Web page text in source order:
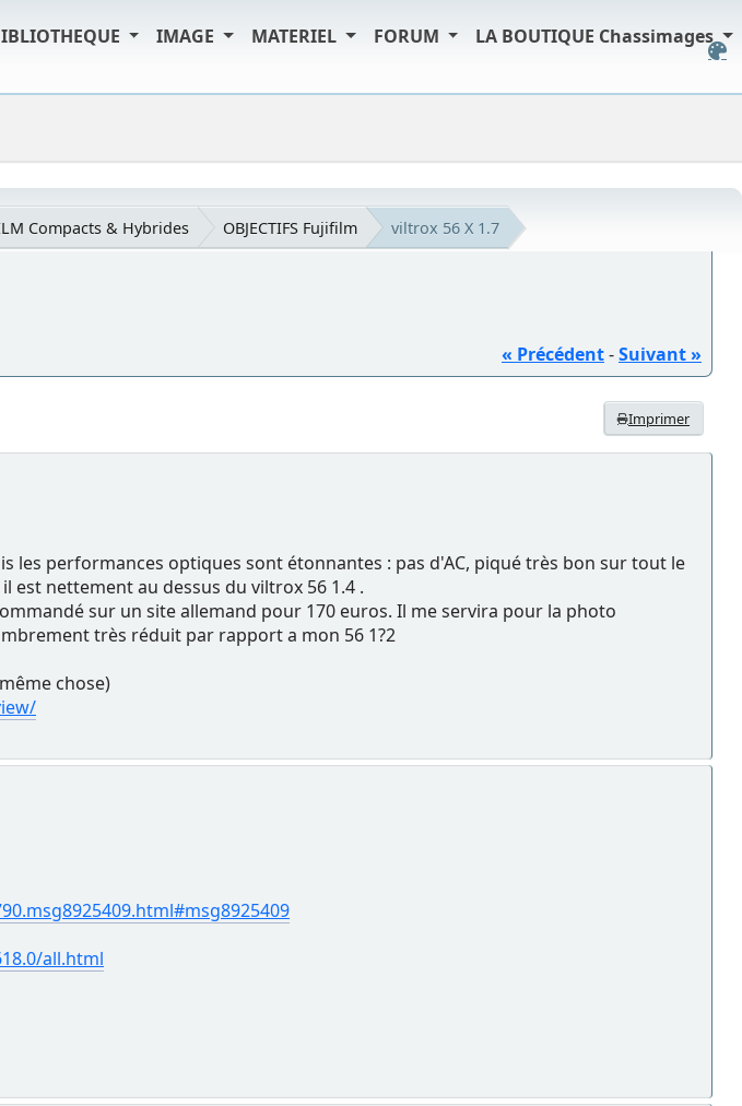
IMAGE MATERIEL FORUM LA BOUTIQUE Chassimages
Compacts & Hybrides OBJECTIFS Fujifilm viltrox 56 X 1.7
« Précédent-Suivant »
Imprimer
les performances optiques sont étonnantes : pas d'AC, piqué très bon sur tout le
est nettement au dessus du viltrox 56 1.4 .
sur un site allemand pour 170 euros. Il me servira pour la photo
très réduit par rapport a mon 56 1?2
chose)
all.html